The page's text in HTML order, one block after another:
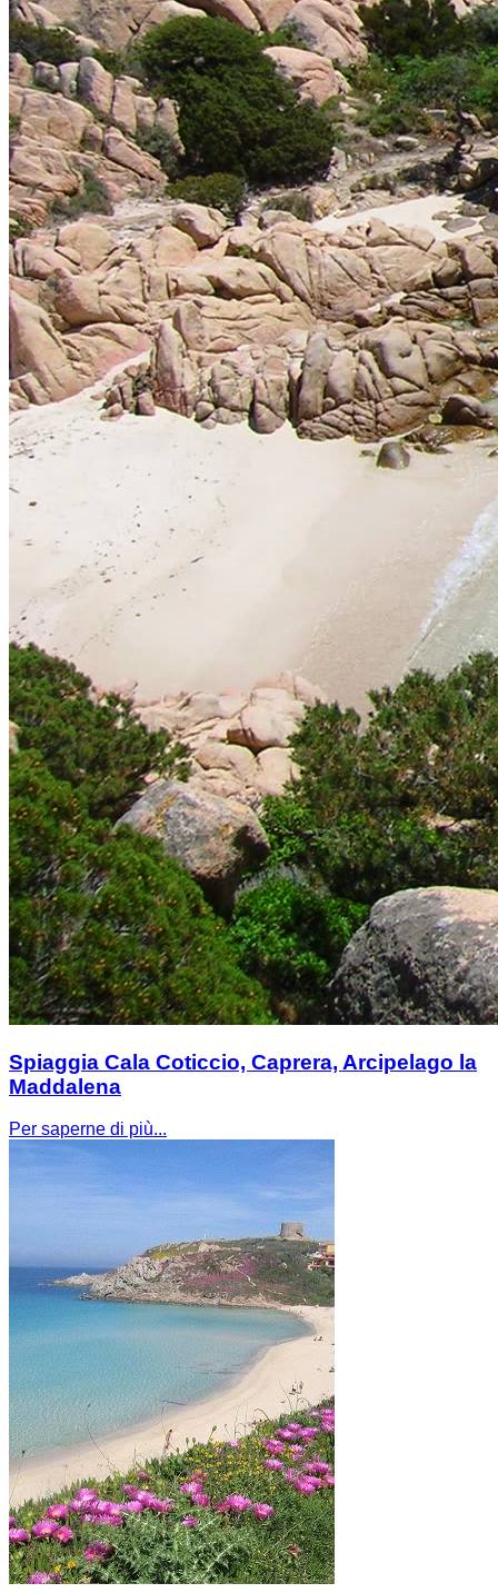
Spiaggia Cala Coticcio, Caprera, Arcipelago la
Maddalena
Per saperne di più...